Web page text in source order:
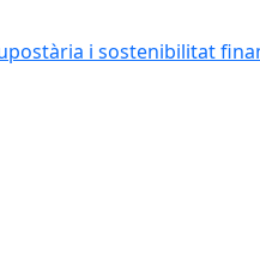
i sostenibilitat